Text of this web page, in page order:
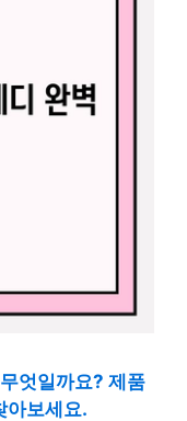
엇일까요? 제품
아보세요.